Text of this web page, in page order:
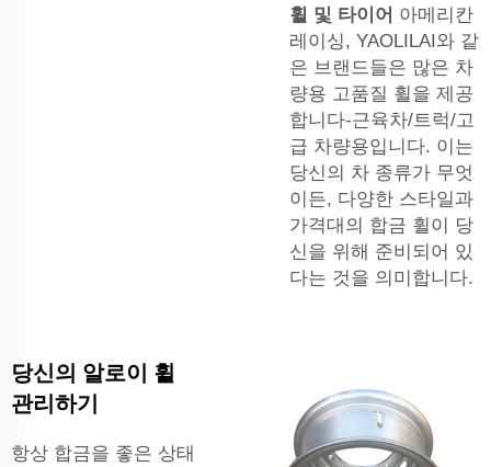
휠 및 타이어 아메리칸
레이싱, YAOLILAI와 같
은 브랜드들은 많은 차
량용 고품질 휠을 제공
합니다-근육차/트럭/고
급 차량용입니다. 이는
당신의 차 종류가 무엇
이든, 다양한 스타일과
가격대의 합금 휠이 당
신을 위해 준비되어 있
다는 것을 의미합니다.
당신의 알로이 휠
관리하기
항상 합금을 좋은 상태